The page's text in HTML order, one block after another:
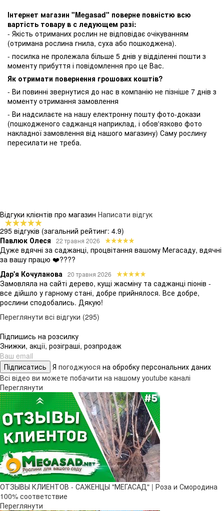
Інтернет магазин "Megasad" поверне повністю всю
вартість товару в с ледующем разі:
- Якість отриманих рослин не відповідає очікуванням
(отримана рослина гнила, суха або пошкоджена).
- посилка не пролежала більше 5 днів у відділенні пошти з
моменту прибуття і повідомлення про це Вас.
Як отримати повернення грошових коштів?
- Ви повинні звернутися до нас в компанію не пізніше 7 днів з
моменту отримання замовлення
- Ви надсилаєте на нашу електронну пошту фото-докази
(пошкодженого саджанця наприклад, і обов'язково фото
накладної замовлення від нашого магазину) Саму рослину
пересилати не треба.
Відгуки клієнтів про магазин Написати відгук
295 відгуків (загальний рейтинг: 4.9)
Павлюк Олеся
22 травня 2026
Дуже вдячні за саджанці, процвітання вашому Мегасаду, вдячні
за вашу працю ❤️????
Дар'я Кочуланова
20 травня 2026
Замовляла на сайті дерево, кущі жасміну та саджанці піонів -
все дійшло у гарному стані, добре прийнялося. Все добре,
рослини сподобались. Дякую!
Переглянути всі відгуки (295)
Підпишись на розсилку
Знижки, акції, розіграші, розпродаж
Підписатись Я погоджуюся на обробку персональних даних
Всі відео ви можете побачити на нашому youtube каналі
Переглянути
ОТЗЫВЫ КЛИЕНТОВ - САЖЕНЦЫ "МЕГАСАД" | Роза и Смородина
100% соответствие
Переглянути